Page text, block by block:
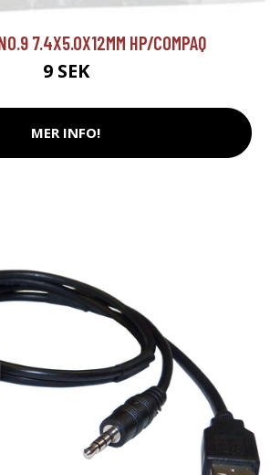
7.4X5.0X12MM HP/COMPAQ
9 SEK
MER INFO!